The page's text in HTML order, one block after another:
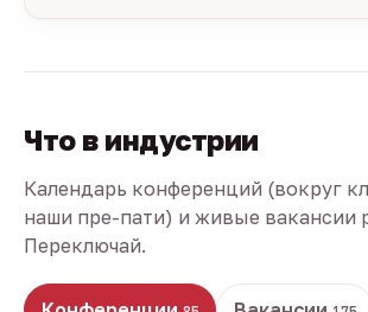
Что в индустрии
Календарь конференций (вокруг
наши пре-пати) и живые вакансии
Переключай.